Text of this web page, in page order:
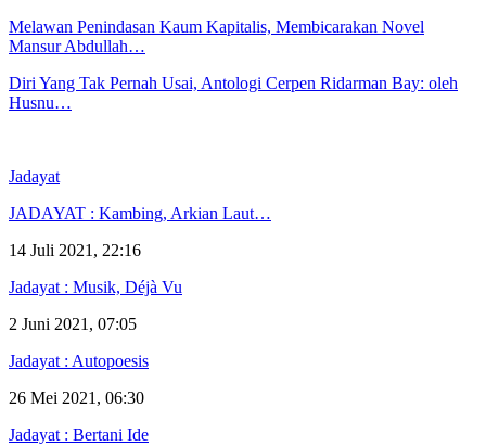
Melawan Penindasan Kaum Kapitalis, Membicarakan Novel
Mansur Abdullah…
Diri Yang Tak Pernah Usai, Antologi Cerpen Ridarman Bay: oleh
Husnu…
Jadayat
JADAYAT : Kambing, Arkian Laut…
14 Juli 2021, 22:16
Jadayat : Musik, Déjà Vu
2 Juni 2021, 07:05
Jadayat : Autopoesis
26 Mei 2021, 06:30
Jadayat : Bertani Ide